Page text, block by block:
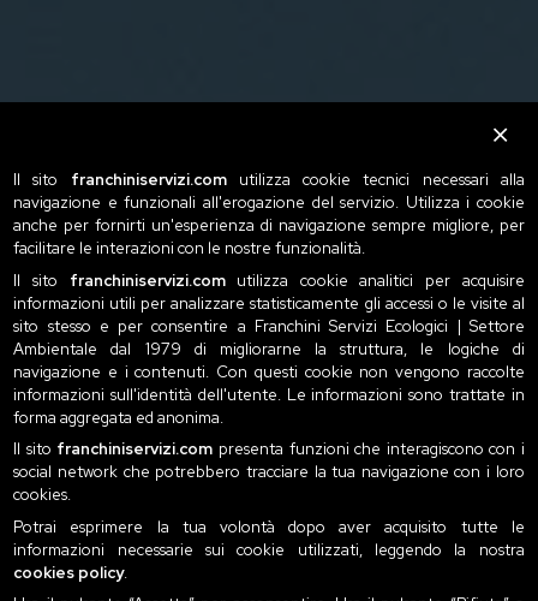
Il sito franchiniservizi.comutilizza cookie tecnici necessari alla
navigazione e funzionali all'erogazione del servizio. Utilizza i cookie
anche per fornirti un'esperienza di navigazione sempre migliore, per
facilitare le interazioni con le nostre funzionalità.
Il sito franchiniservizi.comutilizza cookie analitici per acquisire
informazioni utili per analizzare statisticamente gli accessi o le visite al
sito stesso e per consentire a Franchini Servizi Ecologici | Settore
Ambientale dal 1979 di migliorarne la struttura, le logiche di
navigazione e i contenuti. Con questi cookie non vengono raccolte
informazioni sull'identità dell'utente. Le informazioni sono trattate in
forma aggregata ed anonima.
Il sito franchiniservizi.com presenta funzioni che interagiscono con i
social network che potrebbero tracciare la tua navigazione con i loro
cookies.
Potrai esprimere la tua volontà dopo aver acquisito tutte le
informazioni necessarie sui cookie utilizzati, leggendo la nostra
cookies policy.